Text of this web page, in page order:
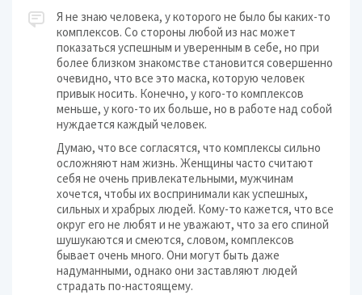
Я не знаю человека, у которого не было бы каких-то
комплексов. Со стороны любой из нас может
показаться успешным и уверенным в себе, но при
более близком знакомстве становится совершенно
очевидно, что все это маска, которую человек
привык носить. Конечно, у кого-то комплексов
меньше, у кого-то их больше, но в работе над собой
нуждается каждый человек.
Думаю, что все согласятся, что комплексы сильно
осложняют нам жизнь. Женщины часто считают
себя не очень привлекательными, мужчинам
хочется, чтобы их воспринимали как успешных,
сильных и храбрых людей. Кому-то кажется, что все
округ его не любят и не уважают, что за его спиной
шушукаются и смеются, словом, комплексов
бывает очень много. Они могут быть даже
надуманными, однако они заставляют людей
страдать по-настоящему.